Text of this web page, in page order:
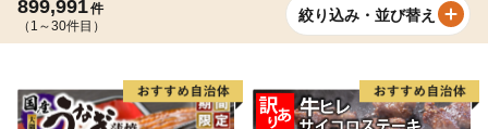
899,991件
（1～30件目）
絞り込み・並び替え